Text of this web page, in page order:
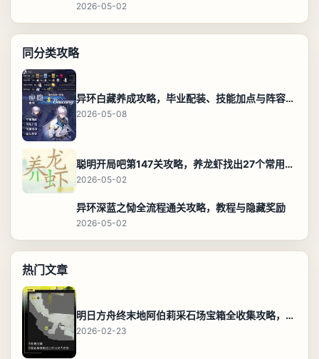
2026-05-02
同分类攻略
异环白藏养成攻略，毕业配装、技能加点与阵容搭配保姆级解析
2026-05-08
聪明开局吧第147关攻略，养龙虾找出27个常用字通关答案
2026-05-02
异环深蓝之恸全流程通关攻略，教程与隐藏奖励
2026-05-02
热门文章
明日方舟终末地阿伯莉采石场宝箱全收集攻略，全点位分布图与路线
2026-02-23